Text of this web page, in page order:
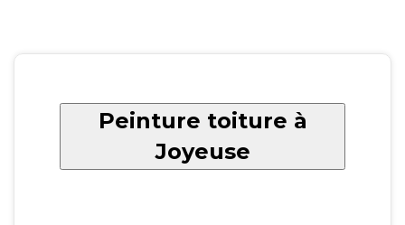
Peinture toiture à
Joyeuse